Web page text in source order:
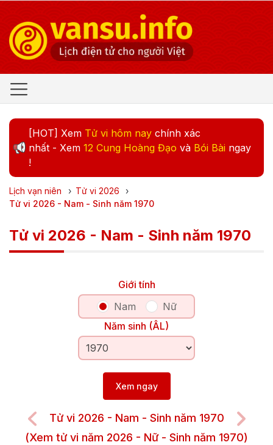
[HOT] Xem Tử vi hôm nay chính xác
nhất - Xem 12 Cung Hoàng Đạo và Bói Bài ngay
!
Lịch vạn niên › Tử vi 2026
›
Tử vi 2026 - Nam - Sinh năm 1970
Tử vi 2026 - Nam - Sinh năm 1970
Giới tính
Nam
Nữ
Năm sinh (ÂL)
Xem ngay
Tử vi 2026 - Nam - Sinh năm 1970
(Xem tử vi năm 2026 - Nữ - Sinh năm 1970)